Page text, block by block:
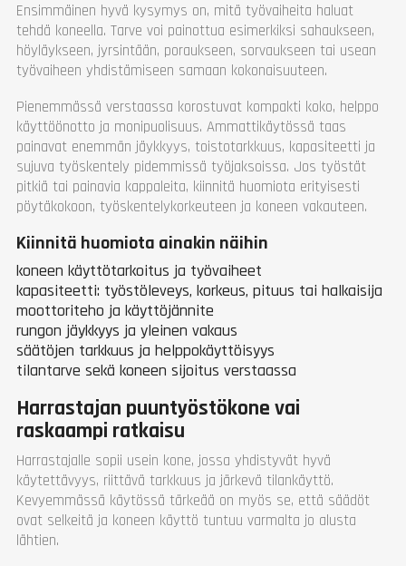
Ensimmäinen hyvä kysymys on, mitä työvaiheita haluat
tehdä koneella. Tarve voi painottua esimerkiksi sahaukseen,
höyläykseen, jyrsintään, poraukseen, sorvaukseen tai usean
työvaiheen yhdistämiseen samaan kokonaisuuteen.
Pienemmässä verstaassa korostuvat kompakti koko, helppo
käyttöönotto ja monipuolisuus. Ammattikäytössä taas
painavat enemmän jäykkyys, toistotarkkuus, kapasiteetti ja
sujuva työskentely pidemmissä työjaksoissa. Jos työstät
pitkiä tai painavia kappaleita, kiinnitä huomiota erityisesti
pöytäkokoon, työskentelykorkeuteen ja koneen vakauteen.
Kiinnitä huomiota ainakin näihin
koneen käyttötarkoitus ja työvaiheet
kapasiteetti: työstöleveys, korkeus, pituus tai halkaisija
moottoriteho ja käyttöjännite
rungon jäykkyys ja yleinen vakaus
säätöjen tarkkuus ja helppokäyttöisyys
tilantarve sekä koneen sijoitus verstaassa
Harrastajan puuntyöstökone vai
raskaampi ratkaisu
Harrastajalle sopii usein kone, jossa yhdistyvät hyvä
käytettävyys, riittävä tarkkuus ja järkevä tilankäyttö.
Kevyemmässä käytössä tärkeää on myös se, että säädöt
ovat selkeitä ja koneen käyttö tuntuu varmalta jo alusta
lähtien.